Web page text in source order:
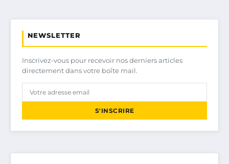
NEWSLETTER
Inscrivez-vous pour recevoir nos derniers articles
directement dans votre boîte mail.
S'INSCRIRE